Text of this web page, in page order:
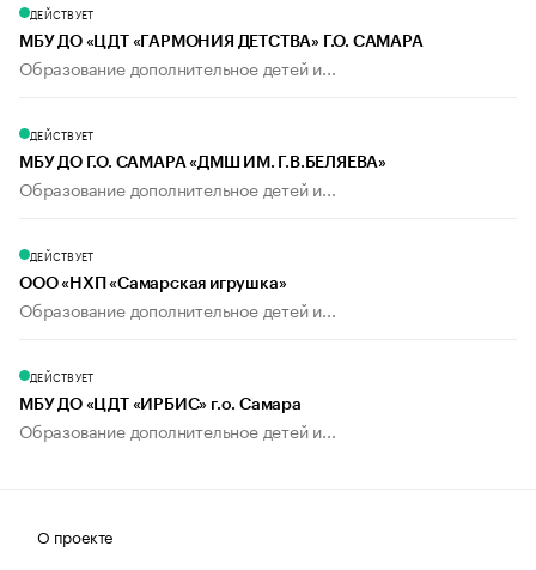
ДЕЙСТВУЕТ
МБУ ДО «ЦДТ «ГАРМОНИЯ ДЕТСТВА» Г.О. САМАРА
Образование дополнительное детей и...
ДЕЙСТВУЕТ
МБУ ДО Г.О. САМАРА «ДМШ ИМ. Г.В.БЕЛЯЕВА»
Образование дополнительное детей и...
ДЕЙСТВУЕТ
ООО «НХП «Самарская игрушка»
Образование дополнительное детей и...
ДЕЙСТВУЕТ
МБУ ДО «ЦДТ «ИРБИС» г.о. Самара
Образование дополнительное детей и...
О проекте